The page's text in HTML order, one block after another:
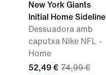
New York Giants
Initial Home Sideline
Dessuadora amb
caputxa Nike NFL -
Home
52,49 € 74,99 €